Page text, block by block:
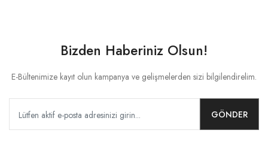
Bizden Haberiniz Olsun!
E-Bültenimize kayıt olun kampanya ve gelişmelerden sizi bilgilendirelim.
GÖNDER